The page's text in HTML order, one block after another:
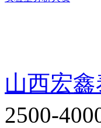
山西宏
2500-